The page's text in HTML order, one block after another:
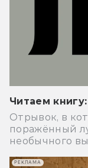
Читаем
Отрывок, в
поражённый
необычного
РЕКЛАМА